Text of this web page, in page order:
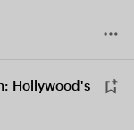
Hollywood's